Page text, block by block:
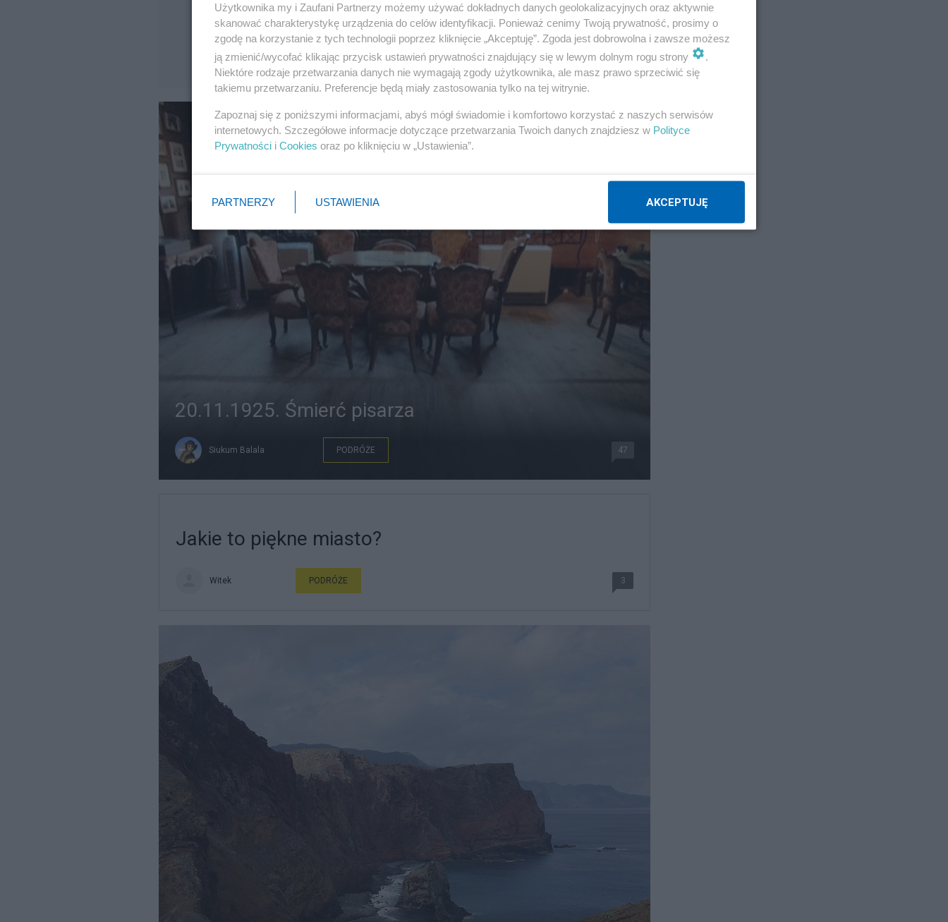
20.11.1925. Śmierć pisarza
Siukum Balala PODRÓŻE 47
Jakie to piękne miasto?
Witek PODRÓŻE 3
Użytkownika my i Zaufani Partnerzy możemy używać dokładnych danych geolokalizacyjnych oraz aktywnie
skanować charakterystykę urządzenia do celów identyfikacji. Ponieważ cenimy Twoją prywatność, prosimy o
zgodę na korzystanie z tych technologii poprzez kliknięcie „Akceptuję”. Zgoda jest dobrowolna i zawsze możesz
ją zmienić/wycofać klikając przycisk ustawień prywatności znajdujący się w lewym dolnym rogu strony
.
Niektóre rodzaje przetwarzania danych nie wymagają zgody użytkownika, ale masz prawo sprzeciwić się
takiemu przetwarzaniu. Preferencje będą miały zastosowania tylko na tej witrynie.
Zapoznaj się z poniższymi informacjami, abyś mógł świadomie i komfortowo korzystać z naszych serwisów
internetowych. Szczegółowe informacje dotyczące przetwarzania Twoich danych znajdziesz w Polityce
Prywatności i Cookies oraz po kliknięciu w „Ustawienia”.
PARTNERZY USTAWIENIA AKCEPTUJĘ